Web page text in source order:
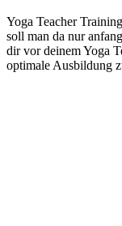
Yoga Teacher
soll man da nur
dir vor deinem Yoga
optimale Ausbildung